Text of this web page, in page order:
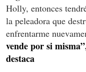
Holly, entonces
la peleadora que
enfrentarme
vende por si
destaca